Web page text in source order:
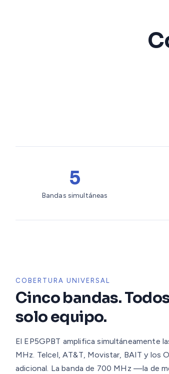
5
Bandas simultáneas
COBERTURA UNIVERSAL
Cinco bandas.
solo equipo.
El EP5GPBT amplifica simultáneamente
MHz. Telcel, AT&T, Movistar, BAIT y los
adicional. La banda de 700 MHz —la de